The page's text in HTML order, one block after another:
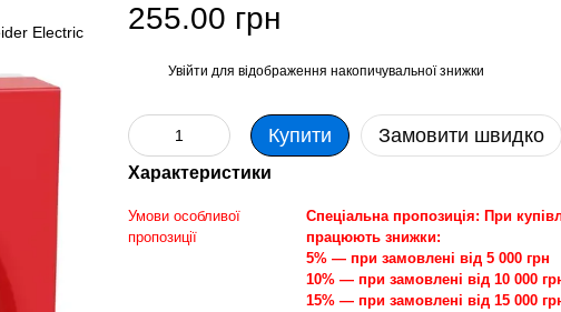
255.00 грн
Увійти для відображення накопичувальної знижки
Купити Замовити швидко
Характеристики
Умови особливої
пропозиції
Спеціальна пропозиція: При
працюють знижки:
5% — при замовлені від 5 000 грн
10% — при замовлені від 10 000
15% — при замовлені від 15 000